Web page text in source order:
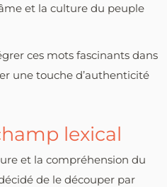
et la culture du peuple
ces mots fascinants dans
une touche d’authenticité
lexical
et la compréhension du
de le découper par